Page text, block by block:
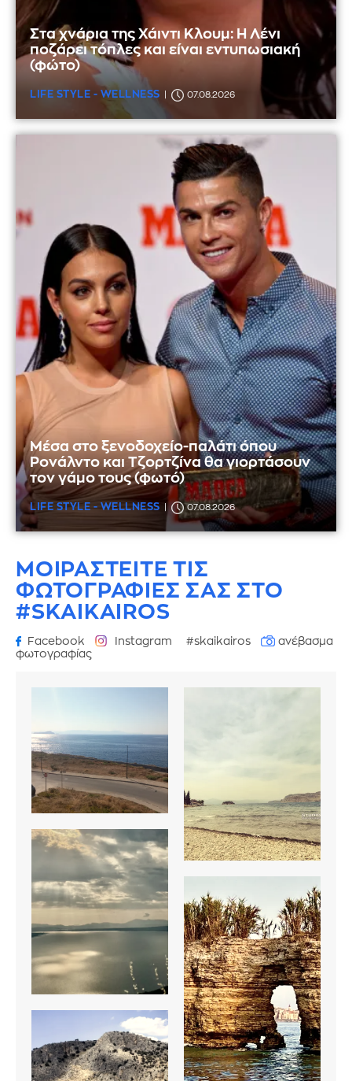
Στα χνάρια της Χάιντι Κλουμ: Η Λένι
ποζάρει τόπλες και είναι εντυπωσιακή
(φώτο)
LIFE STYLE - WELLNESS 07.08.2026
Μέσα στο ξενοδοχείο-παλάτι όπου
Ρονάλντο και Τζορτζίνα θα γιορτάσουν
τον γάμο τους (φωτό)
LIFE STYLE - WELLNESS 07.08.2026
ΜΟΙΡΑΣΤΕΙΤΕ ΤΙΣ
ΦΩΤΟΓΡΑΦΙΕΣ ΣΑΣ ΣΤΟ
#SKAIKAIROS
Facebook Instagram #skaikairos
ανέβασμα
φωτογραφίας